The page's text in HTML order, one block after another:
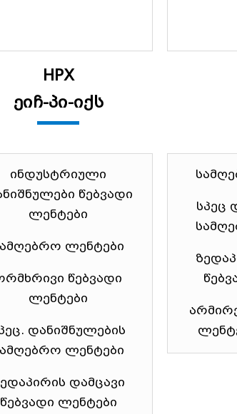
HPX
ეიჩ-პი-იქს
ინდუსტრიული
წებვადი
ლენტები
ლენტები
წებვადი
ლენტები
დანიშნულების
ლენტები
დამცავი
წებვადი ლენტები
სპეც